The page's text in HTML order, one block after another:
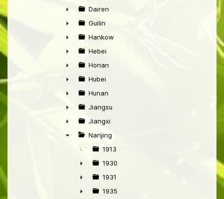
►
►
Dairen
►
Guilin
►
Hankow
►
Hebei
►
Honan
►
Hubei
►
Hunan
►
Jiangsu
►
Jiangxi
Nanjing
1913
►
1930
►
1931
1935